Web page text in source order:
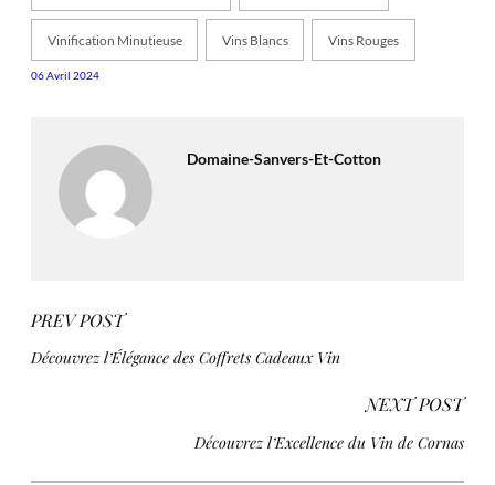
Vinification Minutieuse Vins Blancs Vins Rouges
06 Avril 2024
Domaine-Sanvers-Et-Cotton
PREV POST
Découvrez l’Élégance des Coffrets Cadeaux Vin
NEXT POST
Découvrez l’Excellence du Vin de Cornas